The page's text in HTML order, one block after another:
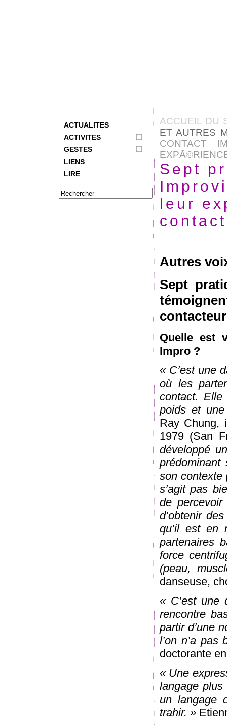
ACTUALITES
ACTIVITES
GESTES
LIENS
LIRE
ACCUEIL DU
ET AUTRES
CONTACT
Sept
leur
Autres
Sept
Quelle est
Impro ?
« C’est une
où les
contact.
poids et
Ray Chung,
1979 (San
développé
son contexte
s’agit pas
de
d’obtenir
qu’il est en
partenaires
force
(peau,
danseuse,
« C’est une
rencontre
partir d’une
l’on n’a pas
doctorante
« Une
langage
un langage
trahir. »